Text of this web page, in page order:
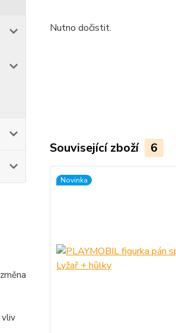
vliv
Nutno dočistit.
Související zboží 6
Novinka